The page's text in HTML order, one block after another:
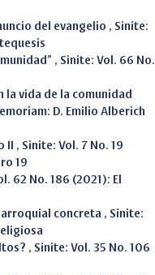
del evangelio , Sinite:
, Sinite: Vol. 66 No.
la vida de la comunidad
D. Emilio Alberich
II , Sinite: Vol. 7 No. 19
19
62 No. 186 (2021): El
concreta , Sinite:
, Sinite: Vol. 35 No. 106